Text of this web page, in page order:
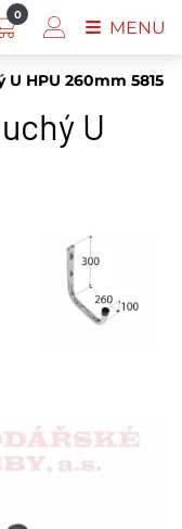
HPU 260mm 5815
U
0
MENU